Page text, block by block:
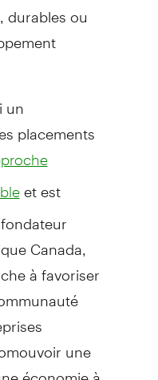
durables ou
un
placements
et est
Canada
à favoriser
une
économie à